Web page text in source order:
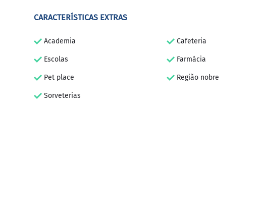
CARACTERÍSTICAS EXTRAS
Academia Cafeteria
Escolas Farmácia
Pet place Região nobre
Sorveterias